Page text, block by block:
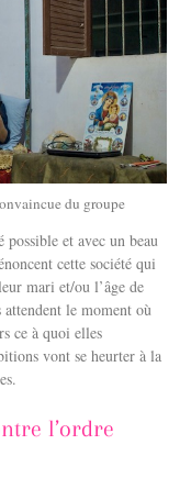
du groupe
et avec un beau
cette société qui
mari et/ou l’âge de
le moment où
ce à quoi elles
vont se heurter à la
l’ordre